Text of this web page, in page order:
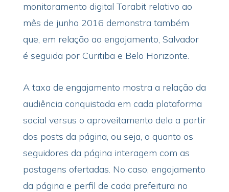
monitoramento digital Torabit relativo ao
mês de junho 2016 demonstra também
que, em relação ao engajamento, Salvador
é seguida por Curitiba e Belo Horizonte.
A taxa de engajamento mostra a relação da
audiência conquistada em cada plataforma
social versus o aproveitamento dela a partir
dos posts da página, ou seja, o quanto os
seguidores da página interagem com as
postagens ofertadas. No caso, engajamento
da página e perfil de cada prefeitura no